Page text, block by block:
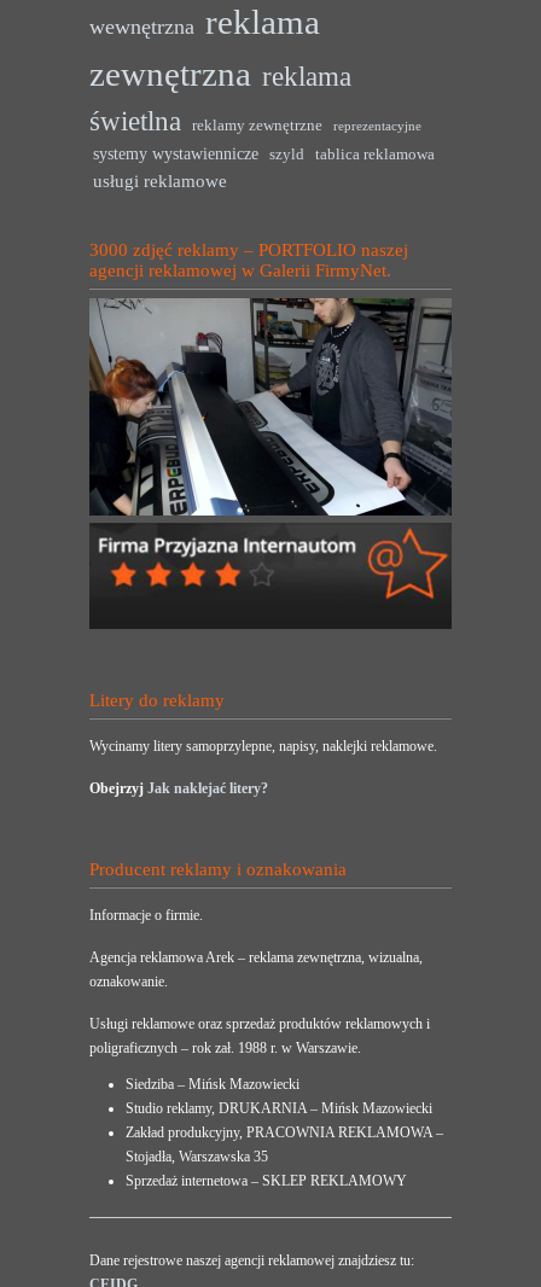
wewnętrzna reklama
zewnętrzna reklama
świetlna
reklamy zewnętrzne reprezentacyjne
systemy wystawiennicze szyld tablica reklamowa
usługi reklamowe
3000 zdjęć reklamy – PORTFOLIO naszej
agencji reklamowej w Galerii FirmyNet.
Litery do reklamy
Wycinamy litery samoprzylepne, napisy, naklejki reklamowe.
Obejrzyj Jak naklejać litery?
Producent reklamy i oznakowania
Informacje o firmie.
Agencja reklamowa Arek – reklama zewnętrzna, wizualna,
oznakowanie.
Usługi reklamowe oraz sprzedaż produktów reklamowych i
poligraficznych – rok zał. 1988 r. w Warszawie.
Siedziba – Mińsk Mazowiecki
Studio reklamy, DRUKARNIA – Mińsk Mazowiecki
Zakład produkcyjny, PRACOWNIA REKLAMOWA –
Stojadła, Warszawska 35
Sprzedaż internetowa – SKLEP REKLAMOWY
Dane rejestrowe naszej agencji reklamowej znajdziesz tu: